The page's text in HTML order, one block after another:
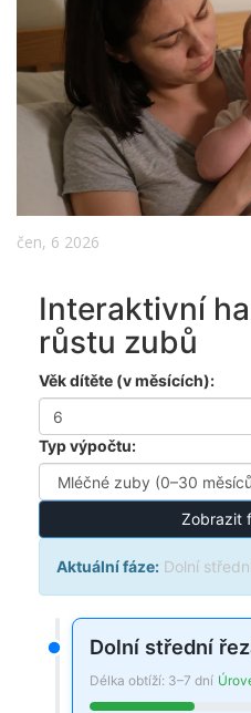
čen, 6 2026
Interaktivní
růstu zubů
Věk dítěte (v měsících):
Typ výpočtu:
Zobrazit
Aktuální fáze: Dolní
Dolní střední
Délka obtíží: 3–7 dní